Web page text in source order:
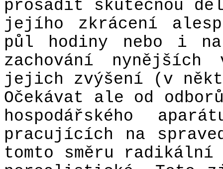
prosadit skutečnou
jejího zkrácení
půl hodiny nebo i
zachování nynějších
jejich zvýšení (v
Očekávat ale od
hospodářského
pracujících na
tomto směru